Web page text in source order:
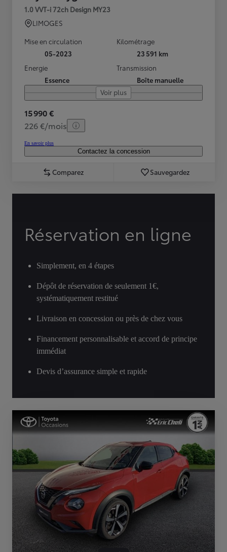
1.0 VVT-i 72ch Design MY23
LIMOGES
Mise en circulation
05-2023
Kilométrage
23 591 km
Energie
Essence
Transmission
Boîte manuelle
Voir plus
15 990 €
226 €/mois
En savoir plus
Contactez la concession
Comparez Sauvegardez
Réservation en ligne
Simplement, en 4 étapes
Dépôt de réservation de seulement 1€,
systématiquement restitué
Livraison en concession ou près de chez vous
Financement personnalisable et accord de principe
immédiat
Devis d’assurance simple et rapide